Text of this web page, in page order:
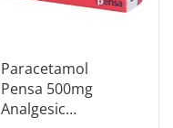
Paracetamol
Pensa 500mg
Analgesic